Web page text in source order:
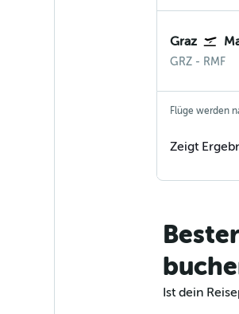
Graz
GRZ Graz
- RMF
Flüge werden
Zeigt
Ist dein